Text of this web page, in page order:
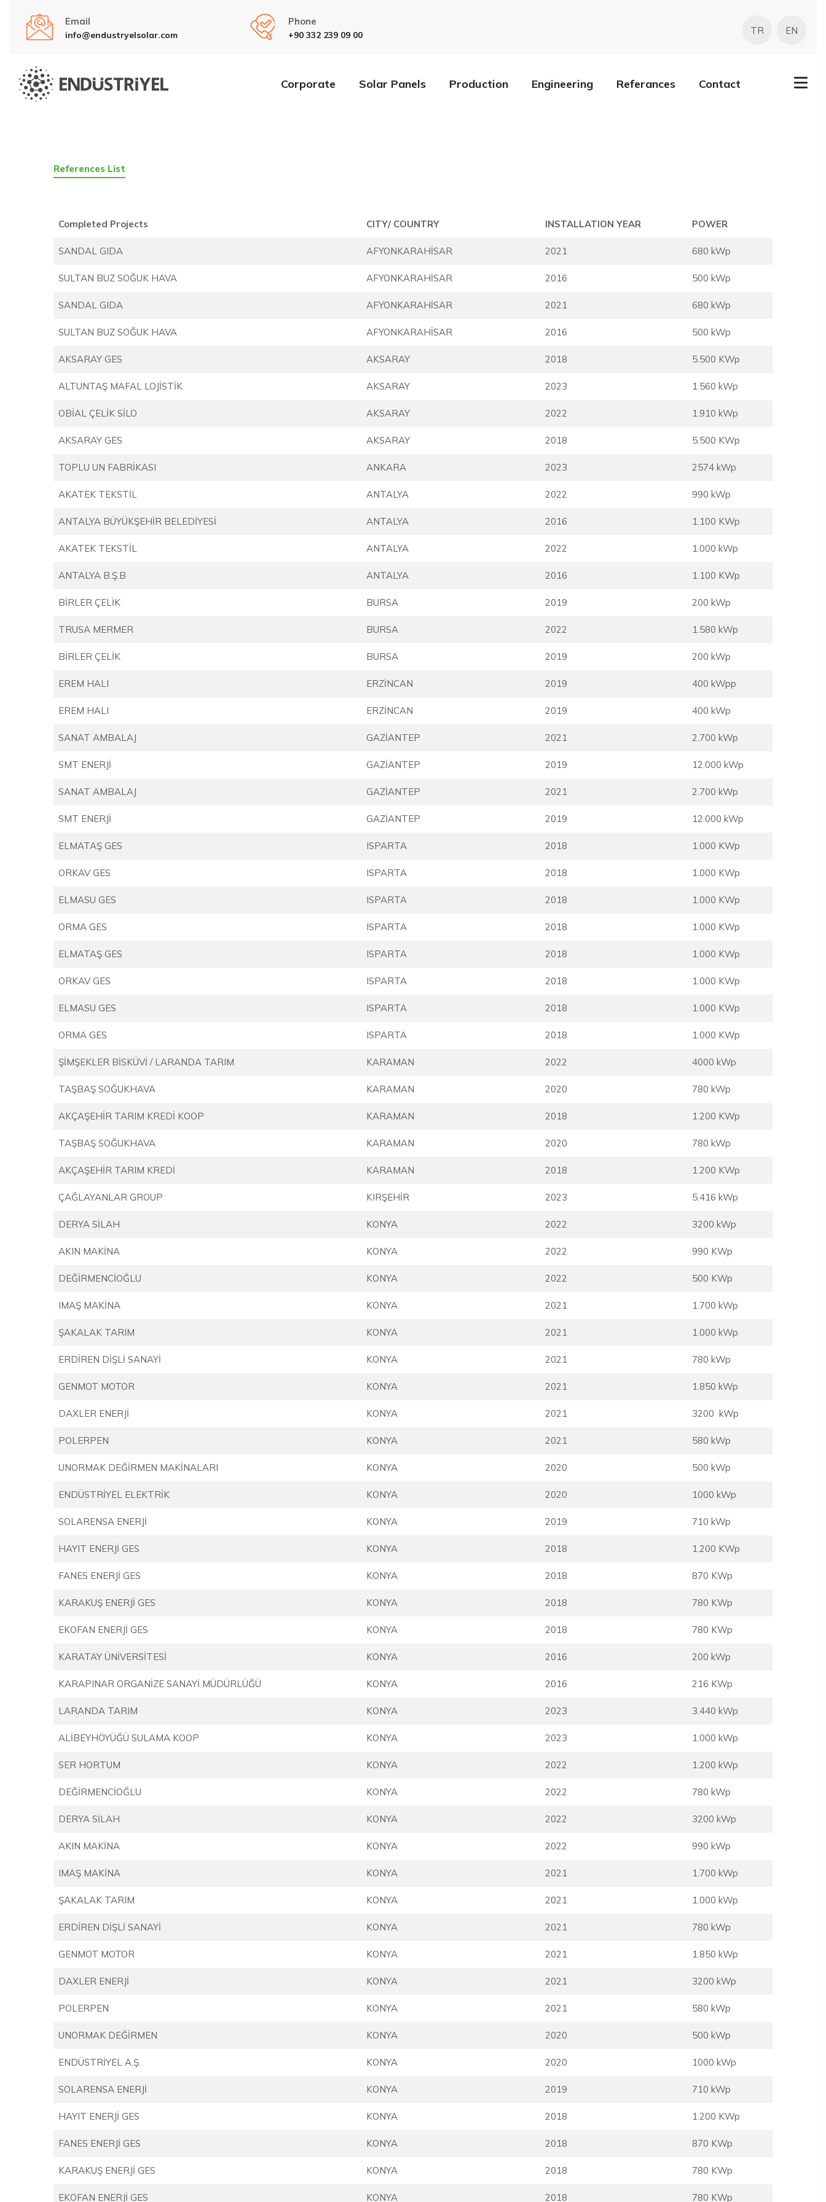
Email
info@endustryelsolar.com
Phone
+90 332 239 09 00 TR EN
Corporate Solar Panels Production Engineering Referances Contact
References List
Completed Projects CITY/ COUNTRY INSTALLATION YEAR POWER
SANDAL GIDA AFYONKARAHİSAR 2021 680 kWp
SULTAN BUZ SOĞUK HAVA AFYONKARAHİSAR 2016 500 kWp
SANDAL GIDA AFYONKARAHİSAR 2021 680 kWp
SULTAN BUZ SOĞUK HAVA AFYONKARAHİSAR 2016 500 kWp
AKSARAY GES AKSARAY 2018 5.500 KWp
ALTUNTAŞ MAFAL LOJİSTİK AKSARAY 2023 1.560 kWp
OBİAL ÇELİK SİLO AKSARAY 2022 1.910 kWp
AKSARAY GES AKSARAY 2018 5.500 KWp
TOPLU UN FABRİKASI ANKARA 2023 2574 kWp
AKATEK TEKSTİL ANTALYA 2022 990 kWp
ANTALYA BÜYÜKŞEHİR BELEDİYESİ ANTALYA 2016 1.100 KWp
AKATEK TEKSTİL ANTALYA 2022 1.000 kWp
ANTALYA B.Ş.B ANTALYA 2016 1.100 KWp
BİRLER ÇELİK BURSA 2019 200 kWp
TRUSA MERMER BURSA 2022 1.580 kWp
BİRLER ÇELİK BURSA 2019 200 kWp
EREM HALI ERZİNCAN 2019 400 kWpp
EREM HALI ERZİNCAN 2019 400 kWp
SANAT AMBALAJ GAZİANTEP 2021 2.700 kWp
SMT ENERJİ GAZİANTEP 2019 12.000 kWp
SANAT AMBALAJ GAZİANTEP 2021 2.700 kWp
SMT ENERJİ GAZİANTEP 2019 12.000 kWp
ELMATAŞ GES ISPARTA 2018 1.000 KWp
ORKAV GES ISPARTA 2018 1.000 KWp
ELMASU GES ISPARTA 2018 1.000 KWp
ORMA GES ISPARTA 2018 1.000 KWp
ELMATAŞ GES ISPARTA 2018 1.000 KWp
ORKAV GES ISPARTA 2018 1.000 KWp
ELMASU GES ISPARTA 2018 1.000 KWp
ORMA GES ISPARTA 2018 1.000 KWp
ŞİMŞEKLER BİSKÜVİ / LARANDA TARIM KARAMAN 2022 4000 kWp
TAŞBAŞ SOĞUKHAVA KARAMAN 2020 780 kWp
AKÇAŞEHİR TARIM KREDİ KOOP KARAMAN 2018 1.200 KWp
TAŞBAŞ SOĞUKHAVA KARAMAN 2020 780 kWp
AKÇAŞEHİR TARIM KREDİ KARAMAN 2018 1.200 KWp
ÇAĞLAYANLAR GROUP KIRŞEHİR 2023 5.416 kWp
DERYA SİLAH KONYA 2022 3200 kWp
AKIN MAKİNA KONYA 2022 990 KWp
DEĞİRMENCİOĞLU KONYA 2022 500 KWp
IMAŞ MAKİNA KONYA 2021 1.700 kWp
ŞAKALAK TARIM KONYA 2021 1.000 kWp
ERDİREN DİŞLİ SANAYİ KONYA 2021 780 kWp
GENMOT MOTOR KONYA 2021 1.850 kWp
DAXLER ENERJİ KONYA 2021 3200 kWp
POLERPEN KONYA 2021 580 kWp
UNORMAK DEĞİRMEN MAKİNALARI KONYA 2020 500 kWp
ENDÜSTRİYEL ELEKTRİK KONYA 2020 1000 kWp
SOLARENSA ENERJİ KONYA 2019 710 kWp
HAYIT ENERJİ GES KONYA 2018 1.200 KWp
FANES ENERJİ GES KONYA 2018 870 KWp
KARAKUŞ ENERJİ GES KONYA 2018 780 KWp
EKOFAN ENERJİ GES KONYA 2018 780 KWp
KARATAY ÜNİVERSİTESİ KONYA 2016 200 kWp
KARAPINAR ORGANİZE SANAYİ MÜDÜRLÜĞÜ KONYA 2016 216 KWp
LARANDA TARIM KONYA 2023 3.440 kWp
ALİBEYHÖYÜĞÜ SULAMA KOOP KONYA 2023 1.000 kWp
SER HORTUM KONYA 2022 1.200 kWp
DEĞİRMENCİOĞLU KONYA 2022 780 kWp
DERYA SİLAH KONYA 2022 3200 kWp
AKIN MAKİNA KONYA 2022 990 kWp
IMAŞ MAKİNA KONYA 2021 1.700 kWp
ŞAKALAK TARIM KONYA 2021 1.000 kWp
ERDİREN DİŞLİ SANAYİ KONYA 2021 780 kWp
GENMOT MOTOR KONYA 2021 1.850 kWp
DAXLER ENERJİ KONYA 2021 3200 kWp
POLERPEN KONYA 2021 580 kWp
UNORMAK DEĞİRMEN KONYA 2020 500 kWp
ENDÜSTRİYEL A.Ş. KONYA 2020 1000 kWp
SOLARENSA ENERJİ KONYA 2019 710 kWp
HAYIT ENERJİ GES KONYA 2018 1.200 KWp
FANES ENERJİ GES KONYA 2018 870 KWp
KARAKUŞ ENERJİ GES KONYA 2018 780 KWp
EKOFAN ENERJİ GES KONYA 2018 780 KWp